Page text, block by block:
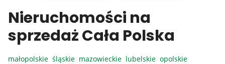
Nieruchomości na
sprzedaż Cała Polska
małopolskie śląskie mazowieckie lubelskie opolskie